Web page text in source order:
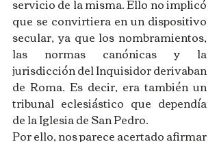
que se convirtiera en un dispositivo
secular, ya que los nombramientos,
las normas canónicas y la
jurisdicción del Inquisidor derivaban
de Roma. Es decir, era también un
tribunal eclesiástico que dependía
de la Iglesia de San Pedro.
Por ello, nos parece acertado afirmar